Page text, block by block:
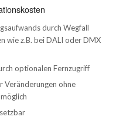
durch Wegfall
wie z.B. bei DALI oder DMX
optionalen Fernzugriff
Veränderungen ohne